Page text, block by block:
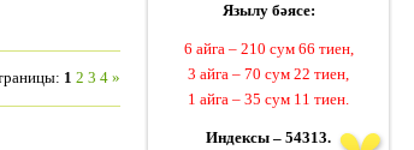
: 1 2 3 4 »
Язылу бәясе:
6 айга – 210 сум 66 тиен,
3 айга – 70 сум 22 тиен,
1 айга – 35 сум 11 тиен.
Индексы – 54313.